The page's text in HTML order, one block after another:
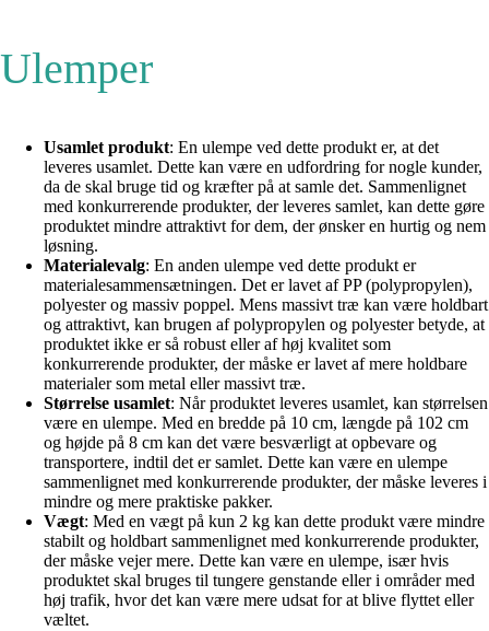
Ulemper
Usamlet produkt: En ulempe ved dette produkt er, at det
leveres usamlet. Dette kan være en udfordring for nogle kunder,
da de skal bruge tid og kræfter på at samle det. Sammenlignet
med konkurrerende produkter, der leveres samlet, kan dette gøre
produktet mindre attraktivt for dem, der ønsker en hurtig og nem
løsning.
Materialevalg: En anden ulempe ved dette produkt er
materialesammensætningen. Det er lavet af PP (polypropylen),
polyester og massiv poppel. Mens massivt træ kan være holdbart
og attraktivt, kan brugen af ​​polypropylen og polyester betyde, at
produktet ikke er så robust eller af høj kvalitet som
konkurrerende produkter, der måske er lavet af mere holdbare
materialer som metal eller massivt træ.
Størrelse usamlet: Når produktet leveres usamlet, kan størrelsen
være en ulempe. Med en bredde på 10 cm, længde på 102 cm
og højde på 8 cm kan det være besværligt at opbevare og
transportere, indtil det er samlet. Dette kan være en ulempe
sammenlignet med konkurrerende produkter, der måske leveres i
mindre og mere praktiske pakker.
Vægt: Med en vægt på kun 2 kg kan dette produkt være mindre
stabilt og holdbart sammenlignet med konkurrerende produkter,
der måske vejer mere. Dette kan være en ulempe, især hvis
produktet skal bruges til tungere genstande eller i områder med
høj trafik, hvor det kan være mere udsat for at blive flyttet eller
væltet.